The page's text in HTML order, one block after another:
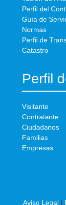
Perfil del
Guía de
Normas
Perfil de
Catastro
Perfil
Visitante
Contratante
Ciudadanos
Familias
Empresas
Aviso Legal |